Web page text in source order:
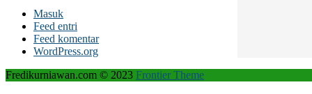
Masuk
Feed entri
Feed komentar
WordPress.org
Fredikurniawan.com © 2023 Frontier Theme